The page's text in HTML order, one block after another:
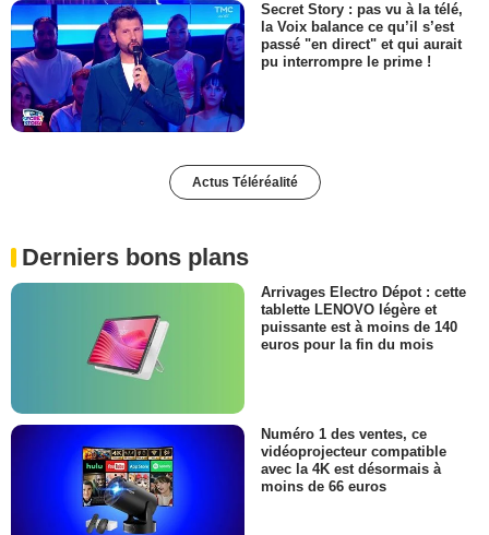
Secret Story : pas vu à la télé,
la Voix balance ce qu’il s’est
passé "en direct" et qui aurait
pu interrompre le prime !
Actus Téléréalité
Derniers bons plans
Arrivages Electro Dépot : cette
tablette LENOVO légère et
puissante est à moins de 140
euros pour la fin du mois
Numéro 1 des ventes, ce
vidéoprojecteur compatible
avec la 4K est désormais à
moins de 66 euros